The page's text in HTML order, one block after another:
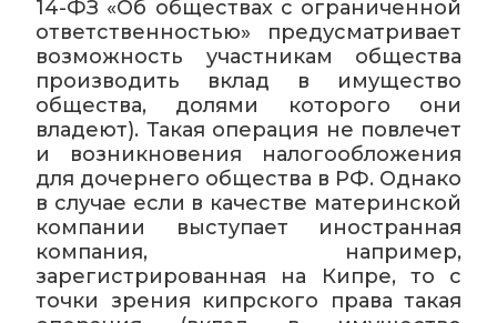
14-ФЗ «Об обществах с ограниченной
ответственностью» предусматривает
возможность участникам общества
производить вклад в имущество
общества, долями которого они
владеют). Такая операция не повлечет
и возникновения налогообложения
для дочернего общества в РФ. Однако
в случае если в качестве материнской
компании выступает иностранная
компания, например,
зарегистрированная на Кипре, то с
точки зрения кипрского права такая